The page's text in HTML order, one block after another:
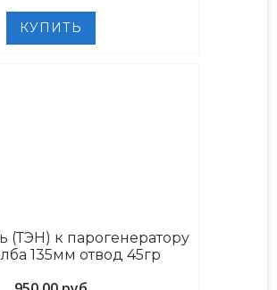
(ТЭН) к парогенератору
135мм отвод 45гр